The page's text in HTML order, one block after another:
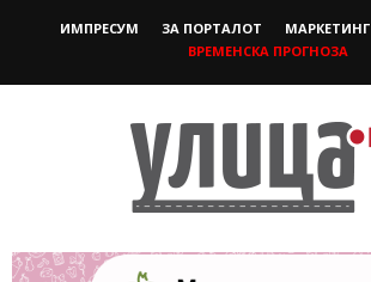
ИМПРЕСУМ ЗА ПОРТАЛОТ МАРКЕТИНГ
ВРЕМЕНСКА ПРОГНОЗА